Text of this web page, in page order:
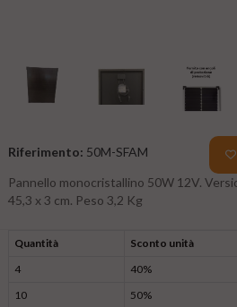
Riferimento: 50M-SFAM
Pannello monocristallino 50W 12V.
45,3 x 3 cm. Peso 3,2 Kg
Quantità Sconto unità
4
40%
10
50%